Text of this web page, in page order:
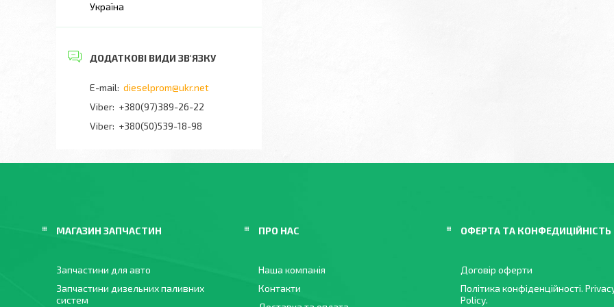
Україна
dieselprom@ukr.net
+380(97)389-26-22
Viber +380(50)539-18-98
МАГАЗИН ЗАПЧАСТИН
Запчастини для авто
Запчастини дизельних паливних
систем
ПРО НАС
Наша компанія
Контакти
ОФЕРТА ТА КОНФЕДИЦІЙНІСТЬ
Договір оферти
Політика конфіденційності.
Policy.